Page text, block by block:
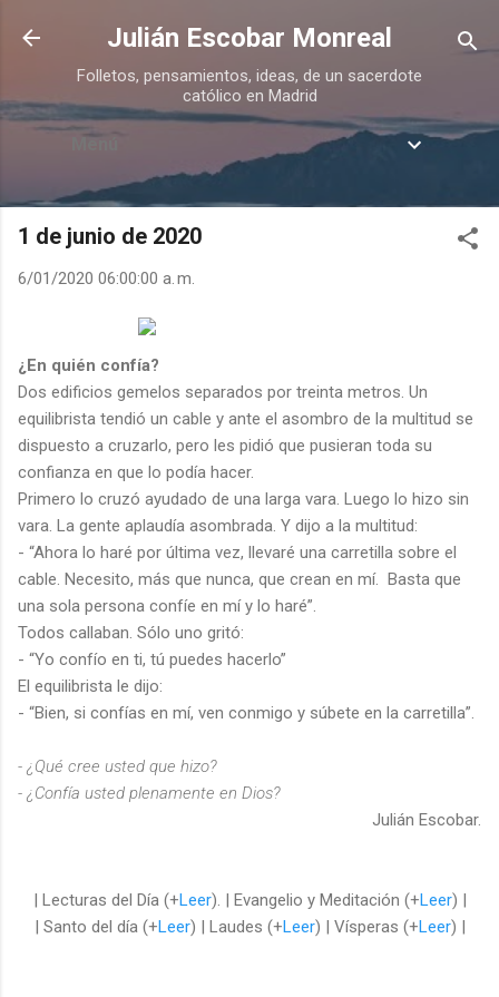
Ir al contenido principal
Julián Escobar Monreal
Folletos, pensamientos, ideas, de un sacerdote
católico en Madrid
Menú
1 de junio de 2020
6/01/2020 06:00:00 a. m.
¿En quién confía?
Dos edificios gemelos separados por treinta metros. Un
equilibrista tendió un cable y ante el asombro de la multitud se
dispuesto a cruzarlo, pero les pidió que pusieran toda su
confianza en que lo podía hacer.
Primero lo cruzó ayudado de una larga vara. Luego lo hizo sin
vara. La gente aplaudía asombrada. Y dijo a la multitud:
- “Ahora lo haré por última vez, llevaré una carretilla sobre el
cable. Necesito, más que nunca, que crean en mí. Basta que
una sola persona confíe en mí y lo haré”.
Todos callaban. Sólo uno gritó:
- “Yo confío en ti, tú puedes hacerlo”
El equilibrista le dijo:
- “Bien, si confías en mí, ven conmigo y súbete en la carretilla”.
- ¿Qué cree usted que hizo?
- ¿Confía usted plenamente en Dios?
Julián Escobar.
| Lecturas del Día (+Leer). | Evangelio y Meditación (+Leer) |
| Santo del día (+Leer) | Laudes (+Leer) | Vísperas (+Leer) |